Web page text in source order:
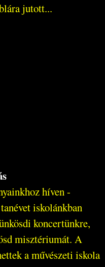
jutott...
híven -
iskolánkban
koncertünkre,
misztériumát. A
a művészeti iskola